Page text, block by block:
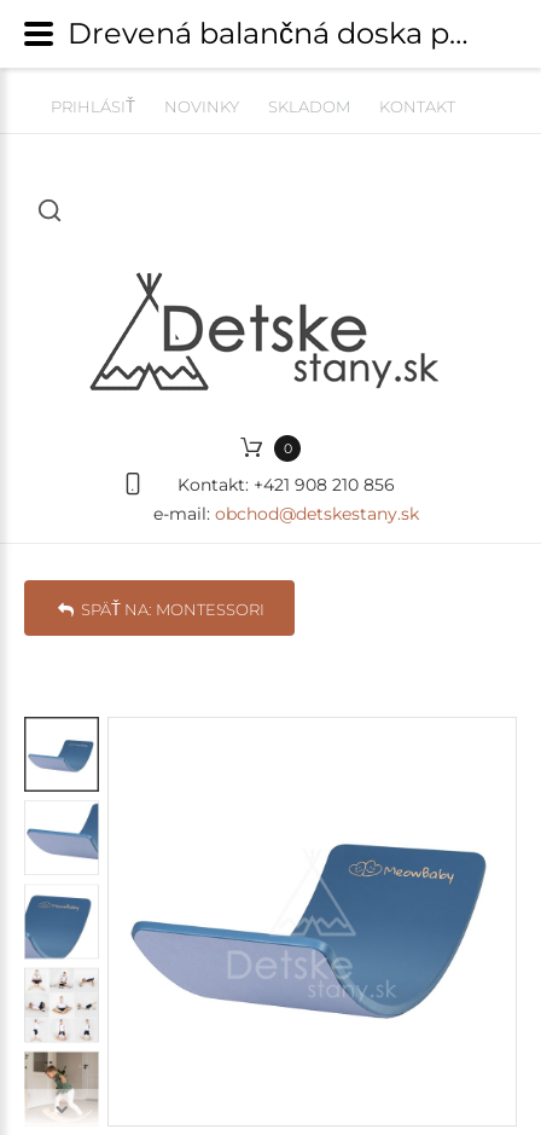
PRIHLÁSIŤ NOVINKY SKLADOM KONTAKT
0
Kontakt: +421 908 210 856
e-mail: obchod@detskestany.sk
SPÄŤ NA: MONTESSORI
Drevená balančná doska pre deti MeowBaby® s filcom (80x30cm) - OCEAN | Hojdačky, kokóny, kolísky a montessori hojdačky | detskestany.sk